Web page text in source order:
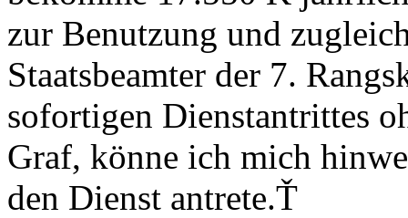
zur Benutzung und
Staatsbeamter der 7.
sofortigen Dienstantrittes
Graf, könne ich mich
den Dienst antrete.Ť